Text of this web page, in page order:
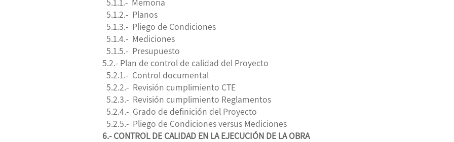
5.1.2.- Planos
5.1.3.- Pliego de Condiciones
5.1.4.- Mediciones
5.1.5.- Presupuesto
5.2.- Plan de control de calidad del Proyecto
5.2.1.- Control documental
5.2.2.- Revisión cumplimiento CTE
5.2.3.- Revisión cumplimiento Reglamentos
5.2.4.- Grado de definición del Proyecto
5.2.5.- Pliego de Condiciones versus Mediciones
6.- CONTROL DE CALIDAD EN LA EJECUCIÓN DE LA OBRA